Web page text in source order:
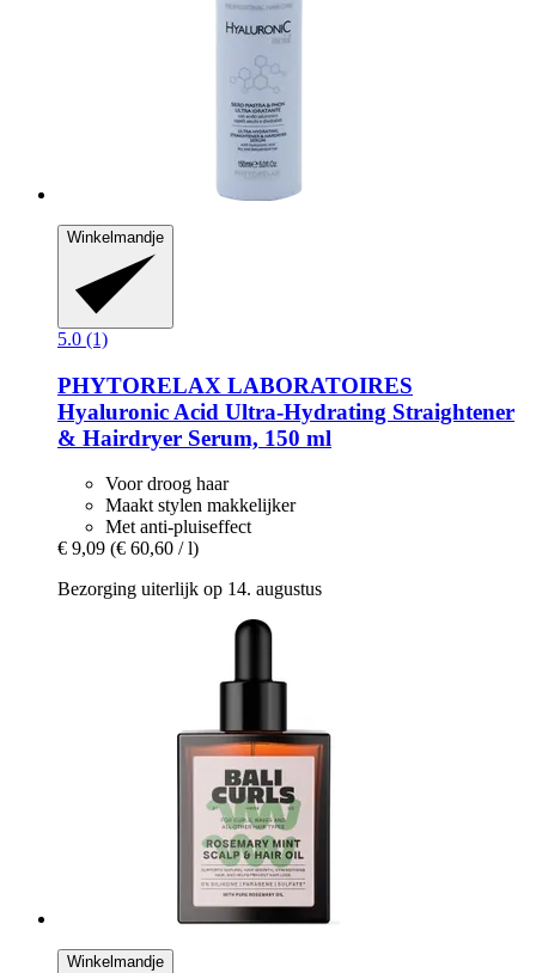
Winkelmandje
5.0 (1)
PHYTORELAX LABORATOIRES
Hyaluronic Acid Ultra-​Hydrating Straightener
& Hairdryer Serum, 150 ml
Voor droog haar
Maakt stylen makkelijker
Met anti-pluiseffect
€ 9,09 (€ 60,60 / l)
Bezorging uiterlijk op 14. augustus
Winkelmandje